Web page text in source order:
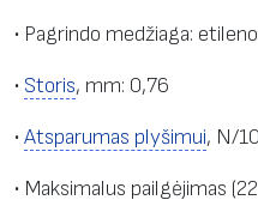
l
m
p
• Pagrindo medžiaga:
• Storis, mm: 0,76
•Atsparumas plyšimui, N/
• Maksimalus pailgėjimas